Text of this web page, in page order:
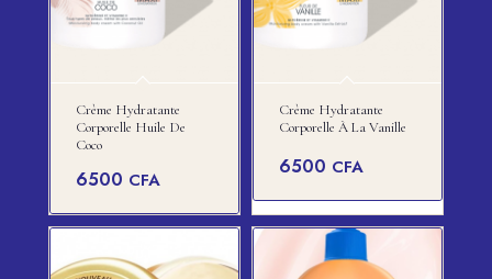
Crème Hydratante
Corporelle Huile De
Coco
6500 CFA
Crème Hydratante
Corporelle À La Vanille
6500 CFA